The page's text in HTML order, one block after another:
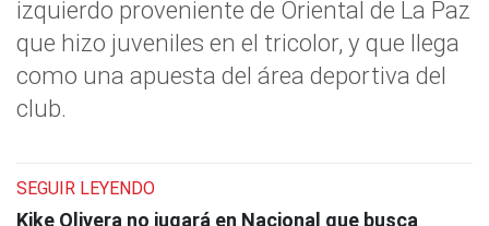
izquierdo proveniente de Oriental de La Paz
que hizo juveniles en el tricolor, y que llega
como una apuesta del área deportiva del
club.
SEGUIR LEYENDO
Kike Olivera no jugará en Nacional que busca